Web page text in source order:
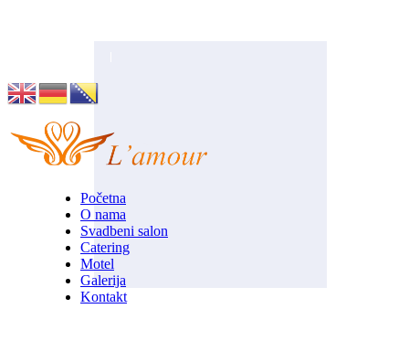
Početna
O nama
Svadbeni salon
Catering
Motel
Galerija
Kontakt